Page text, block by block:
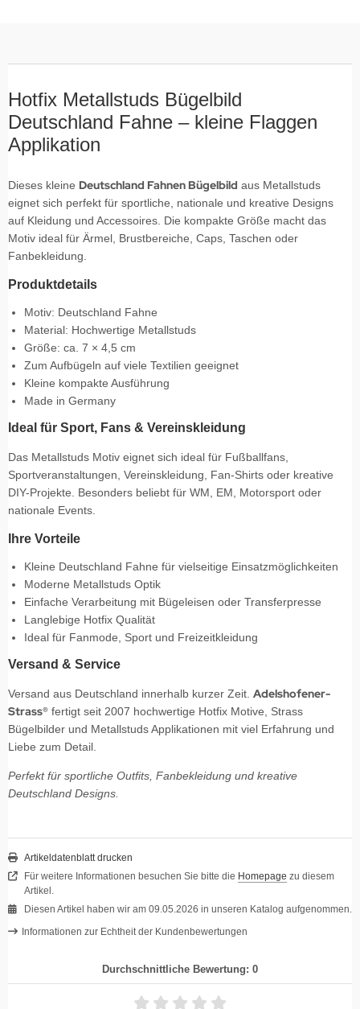
Hotfix Metallstuds Bügelbild
Deutschland Fahne – kleine Flaggen
Applikation
Dieses kleine Deutschland Fahnen Bügelbild aus Metallstuds
eignet sich perfekt für sportliche, nationale und kreative Designs
auf Kleidung und Accessoires. Die kompakte Größe macht das
Motiv ideal für Ärmel, Brustbereiche, Caps, Taschen oder
Fanbekleidung.
Produktdetails
Motiv: Deutschland Fahne
Material: Hochwertige Metallstuds
Größe: ca. 7 × 4,5 cm
Zum Aufbügeln auf viele Textilien geeignet
Kleine kompakte Ausführung
Made in Germany
Ideal für Sport, Fans & Vereinskleidung
Das Metallstuds Motiv eignet sich ideal für Fußballfans,
Sportveranstaltungen, Vereinskleidung, Fan-Shirts oder kreative
DIY-Projekte. Besonders beliebt für WM, EM, Motorsport oder
nationale Events.
Ihre Vorteile
Kleine Deutschland Fahne für vielseitige Einsatzmöglichkeiten
Moderne Metallstuds Optik
Einfache Verarbeitung mit Bügeleisen oder Transferpresse
Langlebige Hotfix Qualität
Ideal für Fanmode, Sport und Freizeitkleidung
Versand & Service
Versand aus Deutschland innerhalb kurzer Zeit. Adelshofener-
Strass® fertigt seit 2007 hochwertige Hotfix Motive, Strass
Bügelbilder und Metallstuds Applikationen mit viel Erfahrung und
Liebe zum Detail.
Perfekt für sportliche Outfits, Fanbekleidung und kreative
Deutschland Designs.
Artikeldatenblatt drucken
Für weitere Informationen besuchen Sie bitte die Homepage zu diesem
Artikel.
Diesen Artikel haben wir am 09.05.2026 in unseren Katalog aufgenommen.
Informationen zur Echtheit der Kundenbewertungen
Durchschnittliche Bewertung: 0